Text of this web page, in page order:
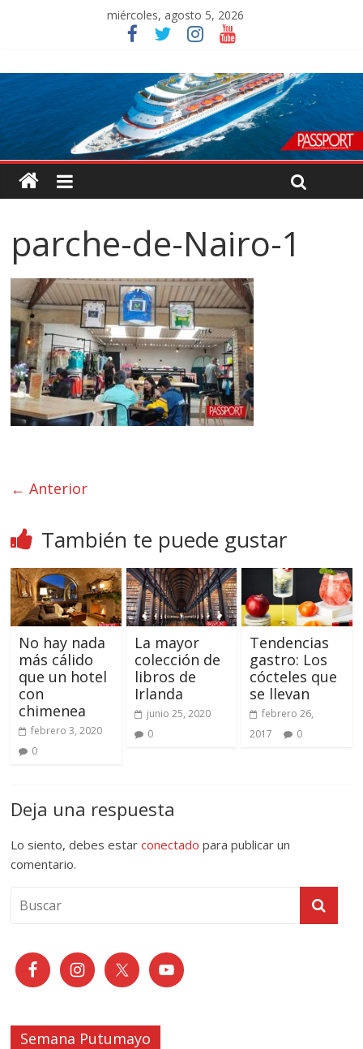
miércoles, agosto 5, 2026
parche-de-Nairo-1
← Anterior
También te puede gustar
No hay nada
más cálido
que un hotel
con
chimenea
febrero 3, 2020
0
La mayor
colección de
libros de
Irlanda
junio 25, 2020
0
Tendencias
gastro: Los
cócteles que
se llevan
febrero 26,
2017
0
Deja una respuesta
Lo siento, debes estarconectado para publicar un
comentario.
Semana Putumayo